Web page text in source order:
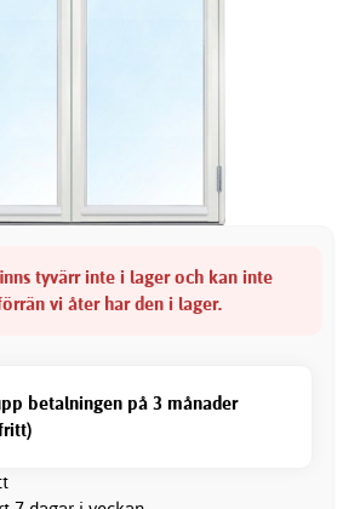
tyvärr inte i lager och kan inte
vi åter har den i lager.
betalningen på 3 månader